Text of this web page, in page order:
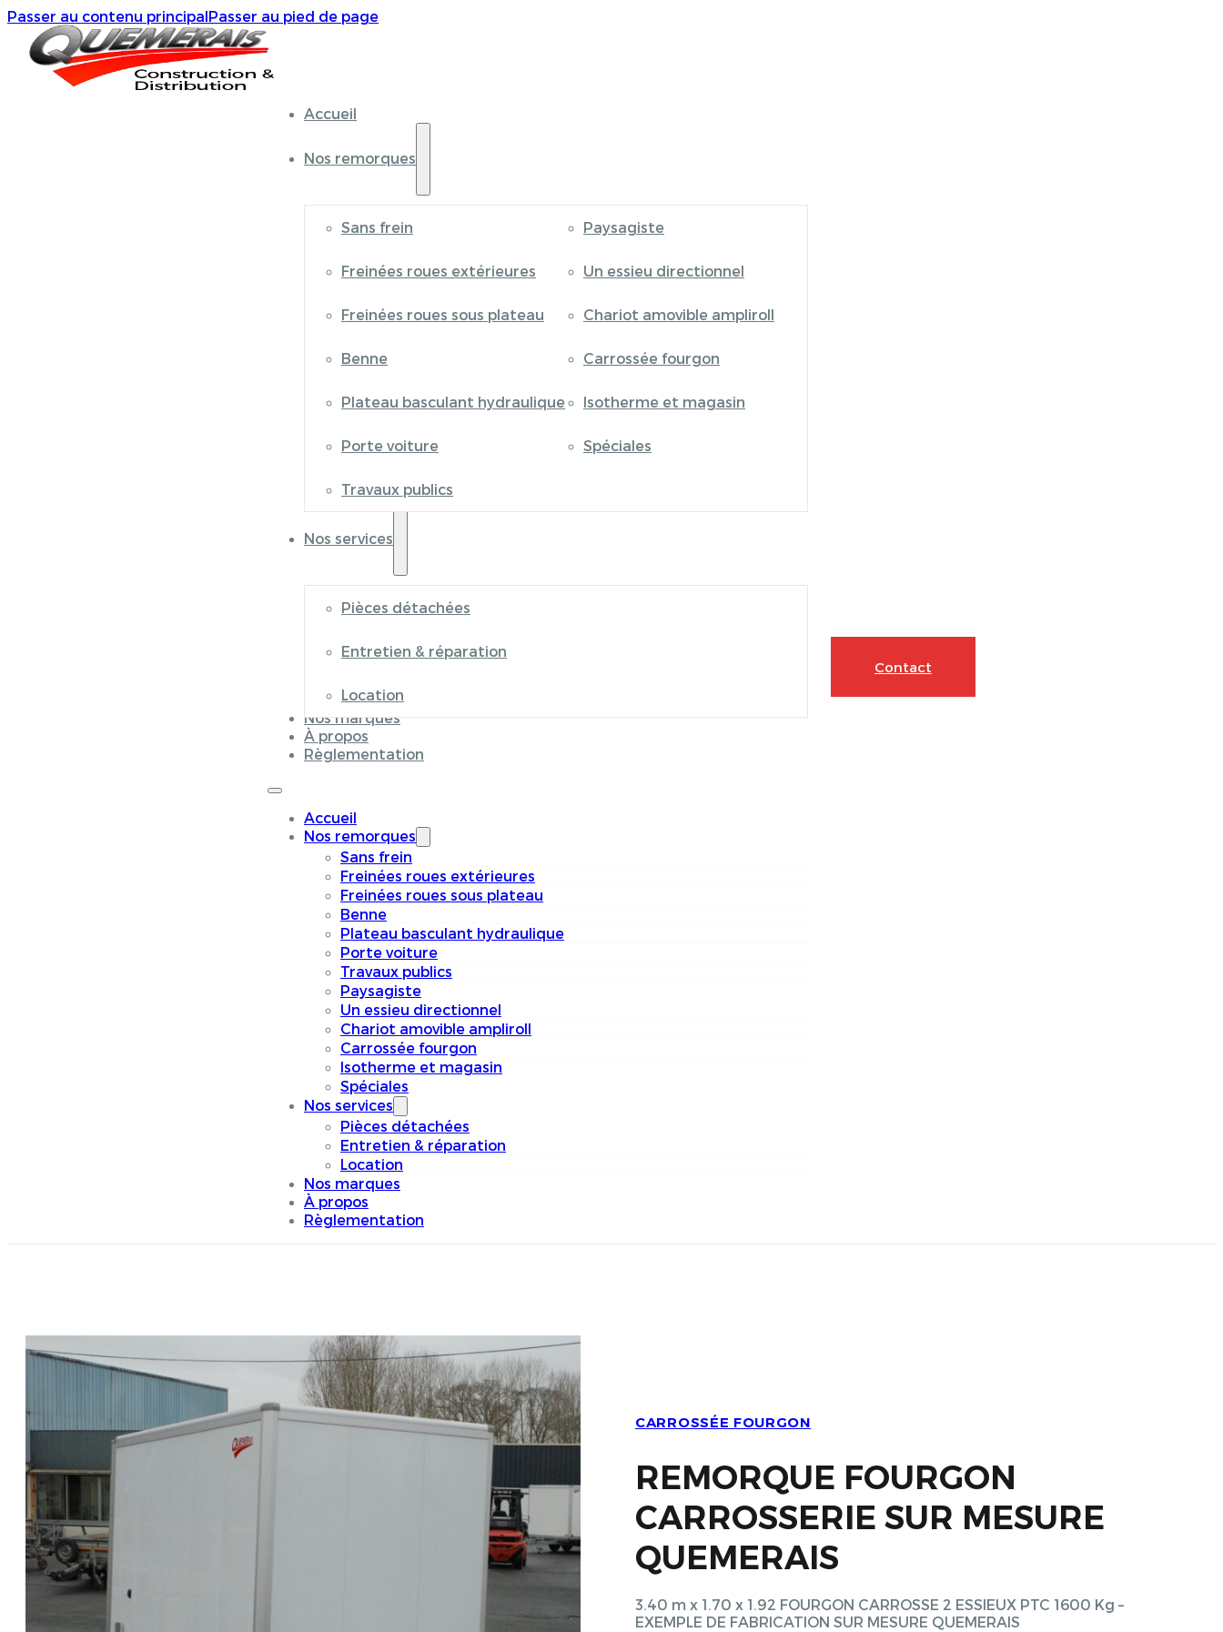
Passer au contenu principalPasser au pied de page
Accueil
Nos remorques
Sans frein
Freinées roues extérieures
Freinées roues sous plateau
Benne
Plateau basculant hydraulique
Porte voiture
Travaux publics
Paysagiste
Un essieu directionnel
Chariot amovible ampliroll
Carrossée fourgon
Isotherme et magasin
Spéciales
Nos services
Pièces détachées
Entretien & réparation
Location
Nos marques
À propos
Règlementation
Accueil
Nos remorques
Sans frein
Freinées roues extérieures
Freinées roues sous plateau
Benne
Plateau basculant hydraulique
Porte voiture
Travaux publics
Paysagiste
Un essieu directionnel
Chariot amovible ampliroll
Carrossée fourgon
Isotherme et magasin
Spéciales
Nos services
Pièces détachées
Entretien & réparation
Location
Nos marques
À propos
Règlementation
Contact
CARROSSÉE FOURGON
REMORQUE FOURGON
CARROSSERIE SUR MESURE
QUEMERAIS
3.40 m x 1.70 x 1.92 FOURGON CARROSSE 2 ESSIEUX PTC 1600 Kg –
EXEMPLE DE FABRICATION SUR MESURE QUEMERAIS